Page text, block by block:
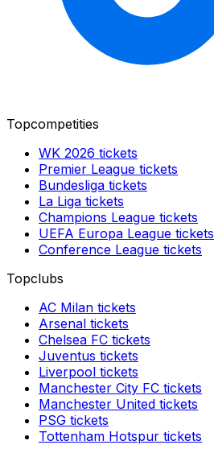
Topcompetities
WK 2026 tickets
Premier League tickets
Bundesliga tickets
La Liga tickets
Champions League tickets
UEFA Europa League tickets
Conference League tickets
Topclubs
AC Milan tickets
Arsenal tickets
Chelsea FC tickets
Juventus tickets
Liverpool tickets
Manchester City FC tickets
Manchester United tickets
PSG tickets
Tottenham Hotspur tickets